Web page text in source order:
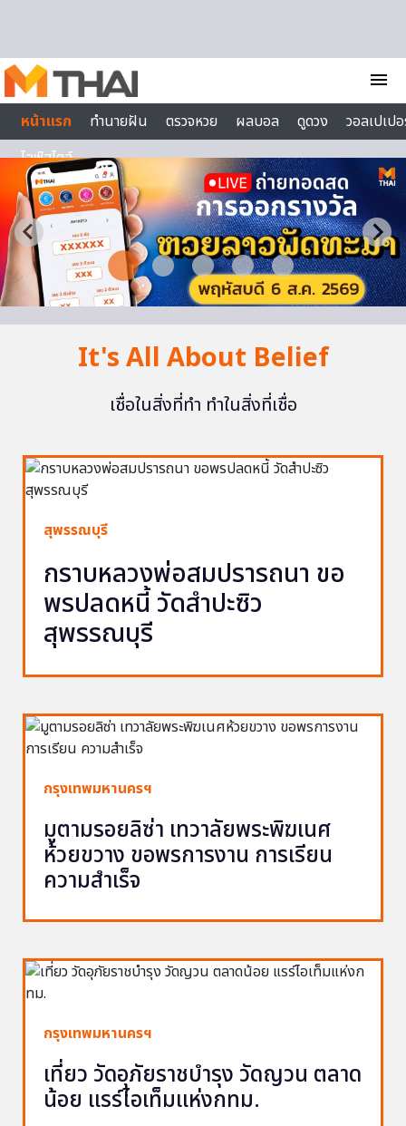
menu
หน้าแรก
ทำนายฝัน ตรวจหวย ผลบอล ดูดวง
วอลเปเป
ไลฟ์สไตล์
It's All About Belief
เชื่อในสิ่งที่ทำ ทำในสิ่งที่เชื่อ
สุพรรณบุรี
กราบหลวงพ่อสมปรารถนา ขอ
พรปลดหนี้ วัดสำปะซิว
สุพรรณบุรี
กรุงเทพมหานครฯ
มูตามรอยลิซ่า เทวาลัยพระพิฆเนศ
ห้วยขวาง ขอพรการงาน การเรียน
ความสำเร็จ
กรุงเทพมหานครฯ
เที่ยว วัดอุภัยราชบำรุง วัดญวน ตลาด
น้อย แรร์ไอเท็มแห่งกทม.